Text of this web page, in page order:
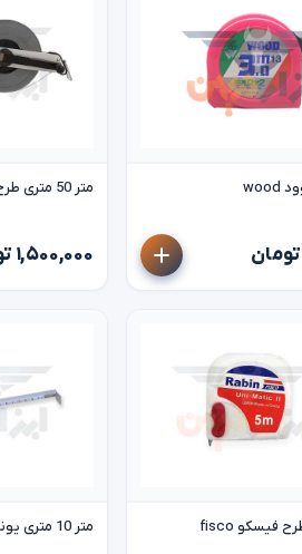
متر 50 متری طرح ریشتر richter
۱,۵۰۰,۰۰۰ تومان
متر 10 متری یونیور مدل unior 710p